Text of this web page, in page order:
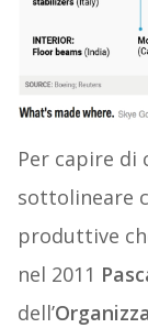
Per capire di
sottolineare
produttive
nel 2011
dell’